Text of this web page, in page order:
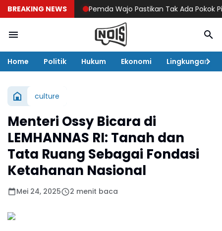
BREAKING NEWS Pemda Wajo Pastikan Tak Ada Pokok
Home Politik Hukum Ekonomi Lingkungan
culture
Menteri Ossy Bicara di
LEMHANNAS RI: Tanah dan
Tata Ruang Sebagai Fondasi
Ketahanan Nasional
Mei 24, 2025 2 menit baca